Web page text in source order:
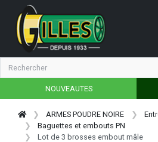
NOUVEAUTES
ARMES POUDRE NOIRE
Baguettes et embouts PN
Lot de 3 brosses embout mâle